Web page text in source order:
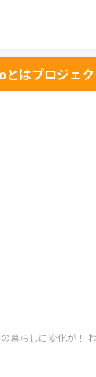
とはプロジェ
暮らしに変化が！